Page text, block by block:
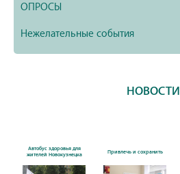
ОПРОСЫ
Нежелательные события
НОВОСТИ
Автобус здоровья для
жителей Новокузнецка
Привлечь и сохранить